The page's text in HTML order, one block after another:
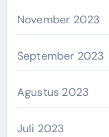
November 2023
September 2023
Agustus 2023
Juli 2023